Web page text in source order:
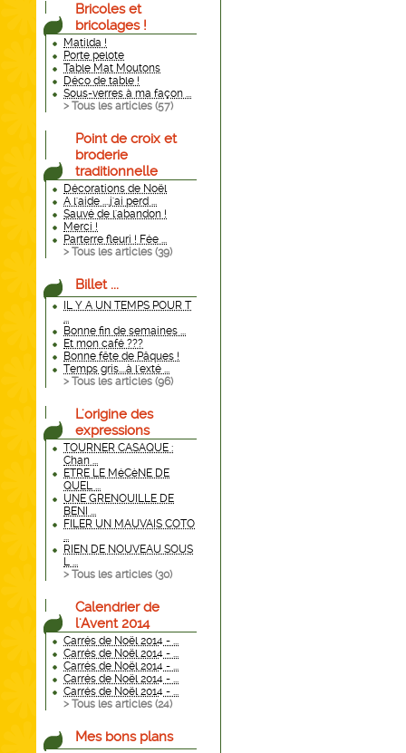
Bricoles et
bricolages !
Matilda !
Porte pelote
Table Mat Moutons
Déco de table !
Sous-verres à ma façon ...
> Tous les articles (57)
Point de croix et
broderie
traditionnelle
Décorations de Noël
A l'aide ....j'ai perd ...
Sauvé de l'abandon !
Merci !
Parterre fleuri ! Fée ...
> Tous les articles (39)
Billet ...
IL Y A UN TEMPS POUR T
...
Bonne fin de semaines ...
Et mon café ???
Bonne fête de Pâques !
Temps gris....à l'exté ...
> Tous les articles (96)
L'origine des
expressions
TOURNER CASAQUE :
Chan ...
ETRE LE MéCèNE DE
QUEL ...
UNE GRENOUILLE DE
BENI ...
FILER UN MAUVAIS COTO
...
RIEN DE NOUVEAU SOUS
L ...
> Tous les articles (30)
Calendrier de
l'Avent 2014
Carrés de Noël 2014 - ...
Carrés de Noël 2014 - ...
Carrés de Noël 2014 - ...
Carrés de Noël 2014 - ...
Carrés de Noël 2014 - ...
> Tous les articles (24)
Mes bons plans